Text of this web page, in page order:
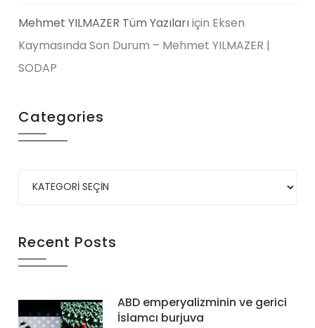
Mehmet YILMAZER Tüm Yazılarıiçin Eksen
Kaymasında Son Durum – Mehmet YILMAZER |
SODAP
Categories
Recent Posts
ABD emperyalizminin ve gerici
İslamcı burjuva